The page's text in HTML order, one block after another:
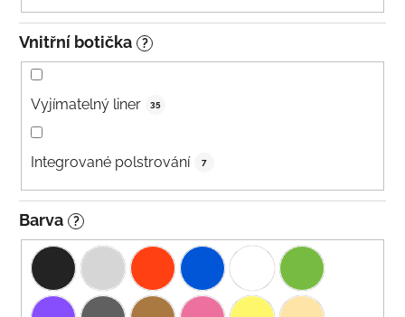
Vnitřní botička ?
Vyjímatelný liner 35
Integrované polstrování 7
Barva ?